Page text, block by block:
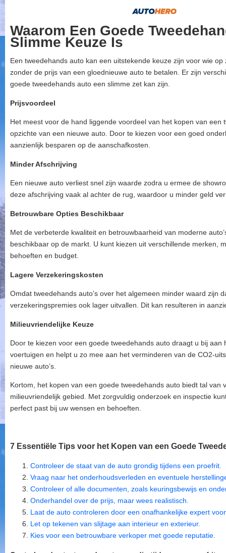
Waarom Een Goede
Slimme Keuze Is
Een tweedehands auto kan een uitstekende keuze zijn voor wie
zonder de prijs van een gloednieuwe auto te betalen. Er zijn
goede tweedehands auto een slimme zet kan zijn.
Prijsvoordeel
Het meest voor de hand liggende voordeel van het kopen van een
opzichte van een nieuwe auto. Door te kiezen voor een goed
aanzienlijk besparen op de aanschafkosten.
Minder Afschrijving
Een nieuwe auto verliest snel zijn waarde zodra u ermee de
deze afschrijving vaak al achter de rug, waardoor u minder geld
Betrouwbare Opties Beschikbaar
Met de verbeterde kwaliteit en betrouwbaarheid van moderne
beschikbaar op de markt. U kunt kiezen uit verschillende merken,
behoeften en budget.
Lagere Verzekeringskosten
Omdat tweedehands auto’s over het algemeen minder waard zijn
verzekeringspremies ook lager uitvallen. Dit kan resulteren in
Milieuvriendelijke Keuze
Door te kiezen voor een goede tweedehands auto draagt u bij
voertuigen en helpt u zo mee aan het verminderen van de CO2-
nieuwe auto’s.
Kortom, het kopen van een goede tweedehands auto biedt tal van
milieuvriendelijk gebied. Met zorgvuldig onderzoek en inspectie
perfect past bij uw wensen en behoeften.
7 Essentiële Tips voor het Kopen van een Goede
Controleer de staat van de auto grondig tijdens een proefrit.
Vraag naar het onderhoudsverleden en eventuele
Controleer of alle documenten, zoals keuringsbewijs en
Onderhandel over de prijs, maar wees realistisch.
Laat de auto controleren door een onafhankelijke expert
Let op tekenen van slijtage aan interieur en exterieur.
Kies voor een betrouwbare verkoper met goede reputatie.